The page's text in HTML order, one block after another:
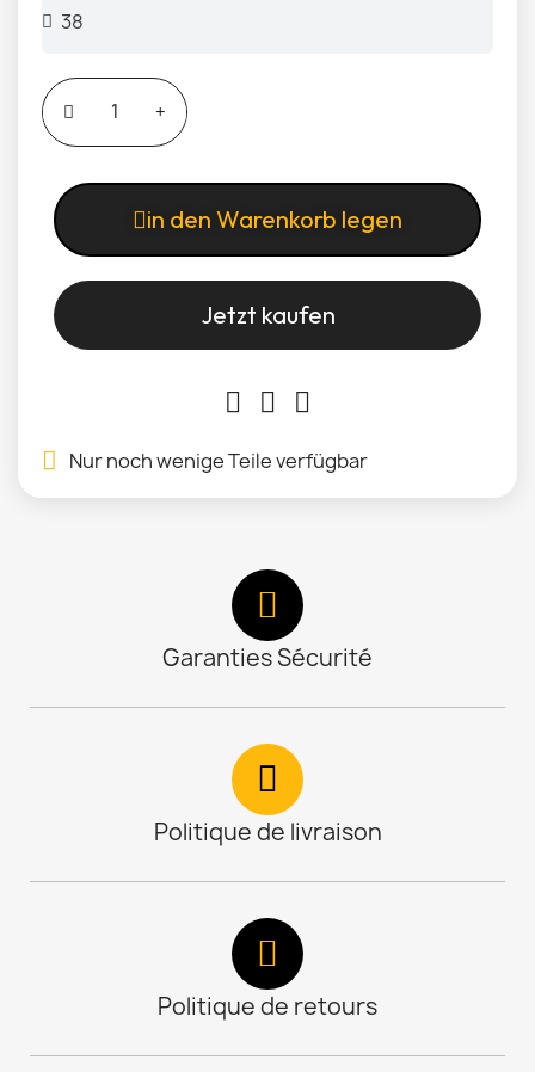
in den Warenkorb legen
Jetzt kaufen
Nur noch wenige Teile verfügbar
Garanties Sécurité
Politique de livraison
Politique de retours